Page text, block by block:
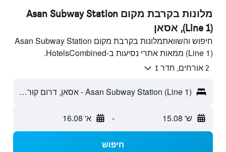
מלונות בקרבת מקום Asan Subway Station
(Line 1), אסאן
חיפוש והשוואתמלונות בקרבת מקום Asan Subway Station
(Line 1) ממאות אתרי נסיעות ב-HotelsCombined.
2 אורחים, חדר 1
Asan Subway Station (Line 1) - אסאן, דרום קוריאה
ש' 15.08 - א' 16.08
חיפוש